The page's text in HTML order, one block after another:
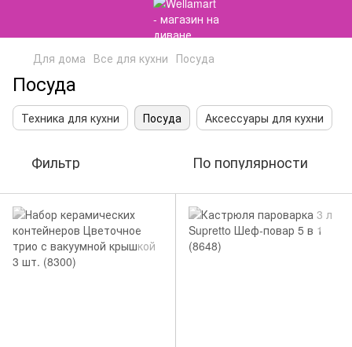
Для дома Все для кухни Посуда
Посуда
Техника для кухни Посуда Аксессуары для кухни
Фильтр По популярности